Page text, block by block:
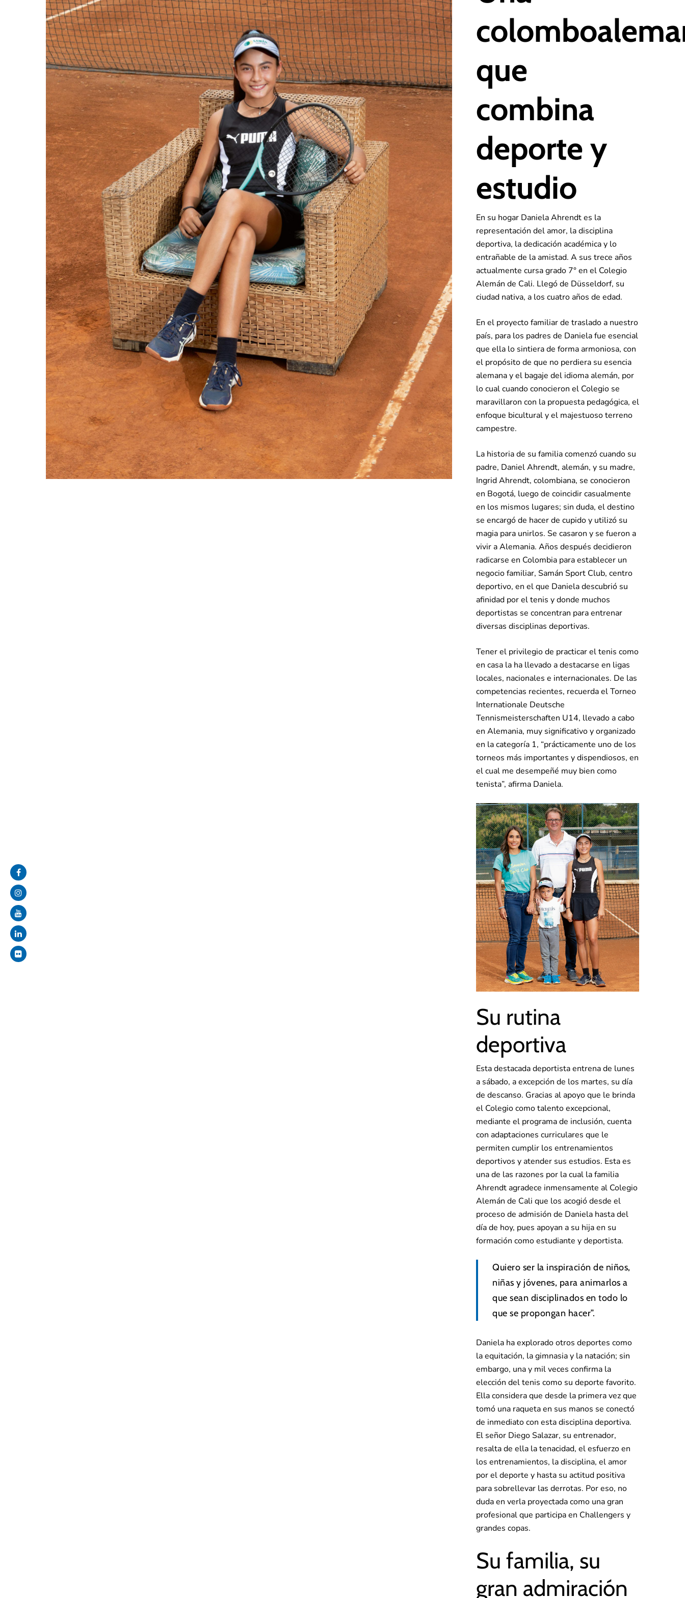
que
combina
deporte y
estudio
En su hogar Daniela Ahrendt es la
representación del amor, la disciplina
deportiva, la dedicación académica y lo
entrañable de la amistad. A sus trece años
actualmente cursa grado 7° en el Colegio
Alemán de Cali. Llegó de Düsseldorf, su
ciudad nativa, a los cuatro años de edad.
En el proyecto familiar de traslado a nuestro
país, para los padres de Daniela fue esencial
que ella lo sintiera de forma armoniosa, con
el propósito de que no perdiera su esencia
alemana y el bagaje del idioma alemán, por
lo cual cuando conocieron el Colegio se
maravillaron con la propuesta pedagógica, el
enfoque bicultural y el majestuoso terreno
campestre.
La historia de su familia comenzó cuando su
padre, Daniel Ahrendt, alemán, y su madre,
Ingrid Ahrendt, colombiana, se conocieron
en Bogotá, luego de coincidir casualmente
en los mismos lugares; sin duda, el destino
se encargó de hacer de cupido y utilizó su
magia para unirlos. Se casaron y se fueron a
vivir a Alemania. Años después decidieron
radicarse en Colombia para establecer un
negocio familiar, Samán Sport Club, centro
deportivo, en el que Daniela descubrió su
afinidad por el tenis y donde muchos
deportistas se concentran para entrenar
diversas disciplinas deportivas.
Tener el privilegio de practicar el tenis como
en casa la ha llevado a destacarse en ligas
locales, nacionales e internacionales. De las
competencias recientes, recuerda el Torneo
Internationale Deutsche
Tennismeisterschaften U14, llevado a cabo
en Alemania, muy significativo y organizado
en la categoría 1, “prácticamente uno de los
torneos más importantes y dispendiosos, en
el cual me desempeñé muy bien como
tenista”, afirma Daniela.
Su rutina
deportiva
Esta destacada deportista entrena de lunes
a sábado, a excepción de los martes, su día
de descanso. Gracias al apoyo que le brinda
el Colegio como talento excepcional,
mediante el programa de inclusión, cuenta
con adaptaciones curriculares que le
permiten cumplir los entrenamientos
deportivos y atender sus estudios. Esta es
una de las razones por la cual la familia
Ahrendt agradece inmensamente al Colegio
Alemán de Cali que los acogió desde el
proceso de admisión de Daniela hasta del
día de hoy, pues apoyan a su hija en su
formación como estudiante y deportista.
Quiero ser la inspiración de niños,
niñas y jóvenes, para animarlos a
que sean disciplinados en todo lo
que se propongan hacer”.
Daniela ha explorado otros deportes como
la equitación, la gimnasia y la natación; sin
embargo, una y mil veces confirma la
elección del tenis como su deporte favorito.
Ella considera que desde la primera vez que
tomó una raqueta en sus manos se conectó
de inmediato con esta disciplina deportiva.
El señor Diego Salazar, su entrenador,
resalta de ella la tenacidad, el esfuerzo en
los entrenamientos, la disciplina, el amor
por el deporte y hasta su actitud positiva
para sobrellevar las derrotas. Por eso, no
duda en verla proyectada como una gran
profesional que participa en Challengers y
grandes copas.
Su familia, su
gran admiración